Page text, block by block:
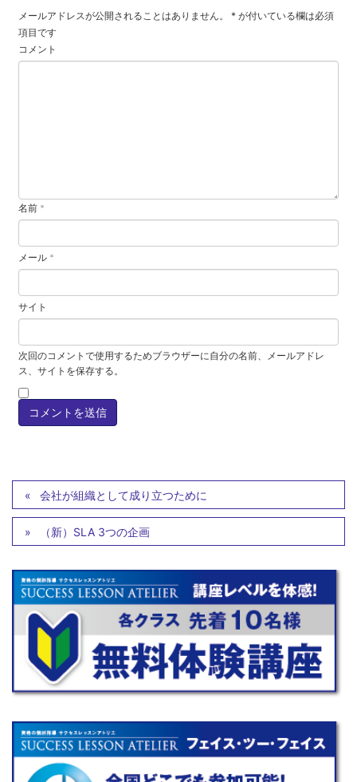
メールアドレスが公開されることはありません。
* が付いている欄は必須
項目です
コメント
名前 *
メール *
サイト
次回のコメントで使用するためブラウザーに自分の名前、メールアドレ
ス、サイトを保存する。
会社が組織として成り立つために
（新）SLA 3つの企画